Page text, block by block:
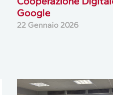
Google
22 Gennaio 2026